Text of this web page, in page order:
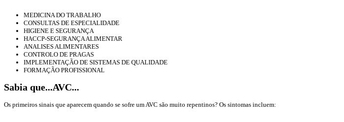
MEDICINA DO TRABALHO
CONSULTAS DE ESPECIALIDADE
HIGIENE E SEGURANÇA
HACCP-SEGURANÇA ALIMENTAR
ANALISES ALIMENTARES
CONTROLO DE PRAGAS
IMPLEMENTAÇÃO DE SISTEMAS DE QUALIDADE
FORMAÇÃO PROFISSIONAL
Sabia que...AVC...
Os primeiros sinais que aparecem quando se sofre um AVC são muito repentinos? Os sintomas incluem: